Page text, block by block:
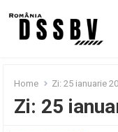
Home Zi:25 ianuarie
Zi: 25